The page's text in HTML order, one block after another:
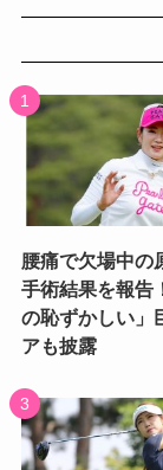
腰痛で欠場中の
手術結果を報告
の恥ずかしい」
アも披露